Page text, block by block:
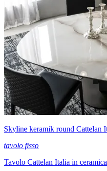
Skyline keramik round Cattelan
tavolo fisso
Tavolo Cattelan Italia in